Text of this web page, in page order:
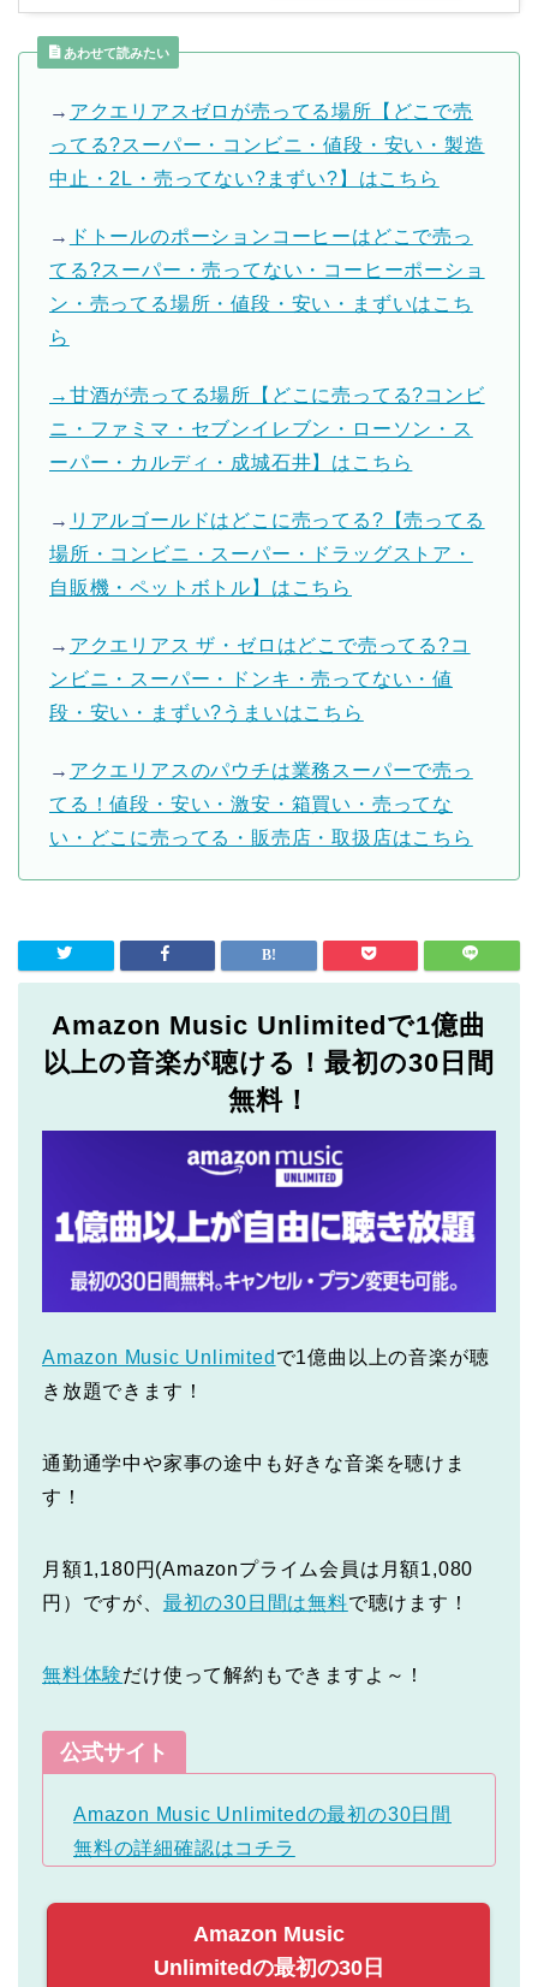
あわせて読みたい
→ アクエリアスゼロが売ってる場所【どこで売
ってる?スーパー・コンビニ・値段・安い・製造
中止・2L・売ってない?まずい?】はこちら
→ ドトールのポーションコーヒーはどこで売っ
てる?スーパー・売ってない・コーヒーポーショ
ン・売ってる場所・値段・安い・まずいはこち
ら
→甘酒が売ってる場所【どこに売ってる?コンビ
ニ・ファミマ・セブンイレブン・ローソン・ス
ーパー・カルディ・成城石井】はこちら
→ リアルゴールドはどこに売ってる?【売ってる
場所・コンビニ・スーパー・ドラッグストア・
自販機・ペットボトル】はこちら
→ アクエリアス ザ・ゼロはどこで売ってる?コ
ンビニ・スーパー・ドンキ・売ってない・値
段・安い・まずい?うまいはこちら
→ アクエリアスのパウチは業務スーパーで売っ
てる！値段・安い・激安・箱買い・売ってな
い・どこに売ってる・販売店・取扱店はこちら
Amazon Music Unlimitedで1億曲
以上の音楽が聴ける！最初の30日間
無料！
Amazon Music Unlimited で1億曲以上の音楽が聴
き放題できます！
通勤通学中や家事の途中も好きな音楽を聴けま
す！
月額1,180円(Amazonプライム会員は月額1,080
円）ですが、 最初の30日間は無料で聴けます！
無料体験だけ使って解約もできますよ～！
公式サイト
Amazon Music Unlimitedの最初の30日間
無料の詳細確認はコチラ
Amazon Music
Unlimitedの最初の30日